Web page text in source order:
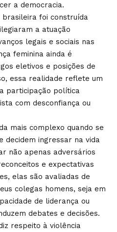
a democracia.
foi construída
a atuação
legais e sociais nas
feminina ainda é
eletivos e posições de
essa realidade reflete um
participação política
com desconfiança ou
mais complexo quando se
decidem ingressar na vida
não apenas adversários
e expectativas
elas são avaliadas de
colegas homens, seja em
de liderança ou
debates e decisões.
respeito à violência